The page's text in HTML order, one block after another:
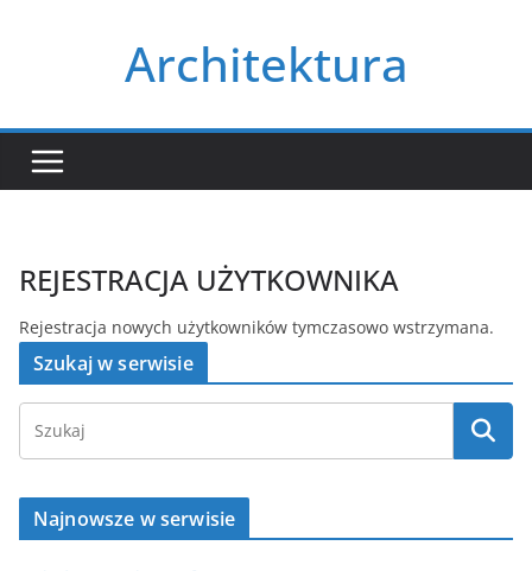
Architektura
REJESTRACJA UŻYTKOWNIKA
Rejestracja nowych użytkowników tymczasowo wstrzymana.
Szukaj w serwisie
Najnowsze w serwisie